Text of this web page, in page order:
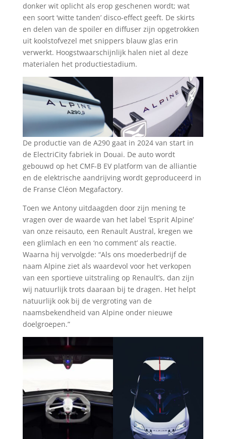
donker wit oplicht als erop geschenen wordt; wat
een soort ‘witte tanden’ disco-effect geeft. De skirts
en delen van de spoiler en diffuser zijn opgetrokken
uit koolstofvezel met snippers blauw glas erin
verwerkt. Hoogstwaarschijnlijk halen niet al deze
materialen het productiestadium.
De productie van de A290 gaat in 2024 van start in
de ElectriCity fabriek in Douai. De auto wordt
gebouwd op het CMF-B EV platform van de alliantie
en de elektrische aandrijving wordt geproduceerd in
de Franse Cléon Megafactory.
Toen we Antony uitdaagden door zijn mening te
vragen over de waarde van het label ‘Esprit Alpine’
van onze reisauto, een Renault Austral, kregen we
een glimlach en een ‘no comment’ als reactie.
Waarna hij vervolgde: “Als ons moederbedrijf de
naam Alpine ziet als waardevol voor het verkopen
van een sportieve uitstraling op Renault’s, dan zijn
wij natuurlijk trots daaraan bij te dragen. Het helpt
natuurlijk ook bij de vergroting van de
naamsbekendheid van Alpine onder nieuwe
doelgroepen.”